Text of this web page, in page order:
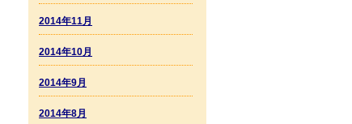
2014年11月
2014年10月
2014年9月
2014年8月